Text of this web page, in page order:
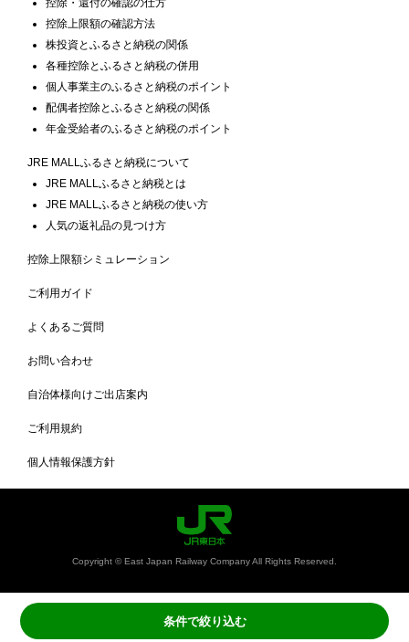
条件で絞り込む
控除上限額の確認方法
株投資とふるさと納税の関係
各種控除とふるさと納税の併用
個人事業主のふるさと納税のポイント
配偶者控除とふるさと納税の関係
年金受給者のふるさと納税のポイント
JRE MALLふるさと納税について
JRE MALLふるさと納税とは
JRE MALLふるさと納税の使い方
人気の返礼品の見つけ方
控除上限額シミュレーション
ご利用ガイド
よくあるご質問
お問い合わせ
自治体様向けご出店案内
ご利用規約
個人情報保護方針
Copyright © East Japan Railway Company All Rights Reserved.